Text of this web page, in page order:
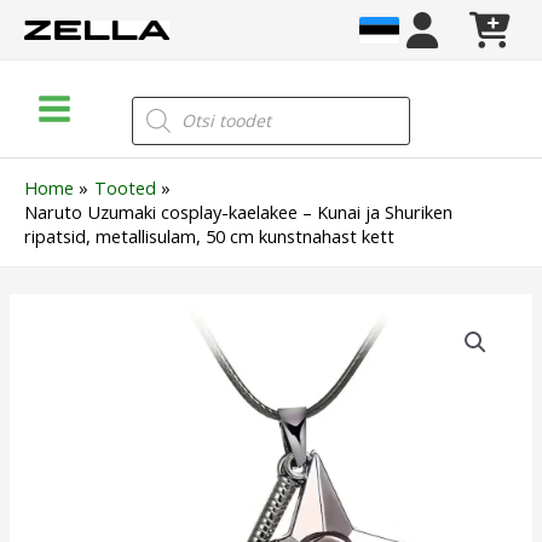
Menu
Products
search
Home
Tooted
Naruto Uzumaki cosplay-kaelakee – Kunai ja Shuriken
ripatsid, metallisulam, 50 cm kunstnahast kett